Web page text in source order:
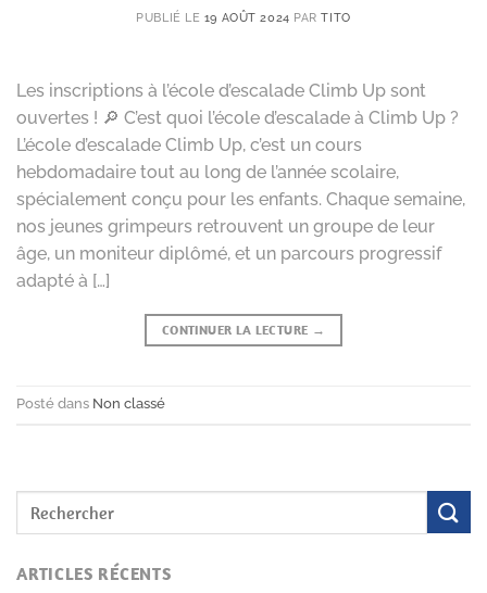
PUBLIÉ LE 19 AOÛT 2024 PARTITO
Les inscriptions à l’école d’escalade Climb Up sont
ouvertes ! 🔎 C’est quoi l’école d’escalade à Climb Up ?
L’école d’escalade Climb Up, c’est un cours
hebdomadaire tout au long de l’année scolaire,
spécialement conçu pour les enfants. Chaque semaine,
nos jeunes grimpeurs retrouvent un groupe de leur
âge, un moniteur diplômé, et un parcours progressif
adapté à […]
CONTINUER LA LECTURE →
Posté dans Non classé
ARTICLES RÉCENTS